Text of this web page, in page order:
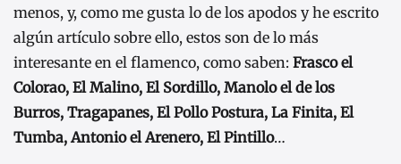
menos, y, como me gusta lo de los apodos y he escrito
algún artículo sobre ello, estos son de lo más
interesante en el flamenco, como saben: Frasco el
Colorao, El Malino, El Sordillo, Manolo el de los
Burros, Tragapanes, El Pollo Postura, La Finita, El
Tumba, Antonio el Arenero, El Pintillo…